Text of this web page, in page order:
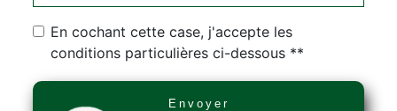
En cochant cette case, j'accepte les
conditions particulières ci-dessous **
Envoyer